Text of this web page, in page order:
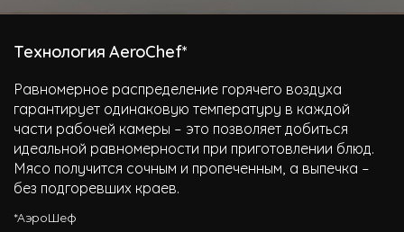
Технология AeroChef*
Равномерное распределение горячего воздуха
гарантирует одинаковую температуру в каждой
части рабочей камеры – это позволяет добиться
идеальной равномерности при приготовлении блюд.
Мясо получится сочным и пропеченным, а выпечка –
без подгоревших краев.
*АэроШеф